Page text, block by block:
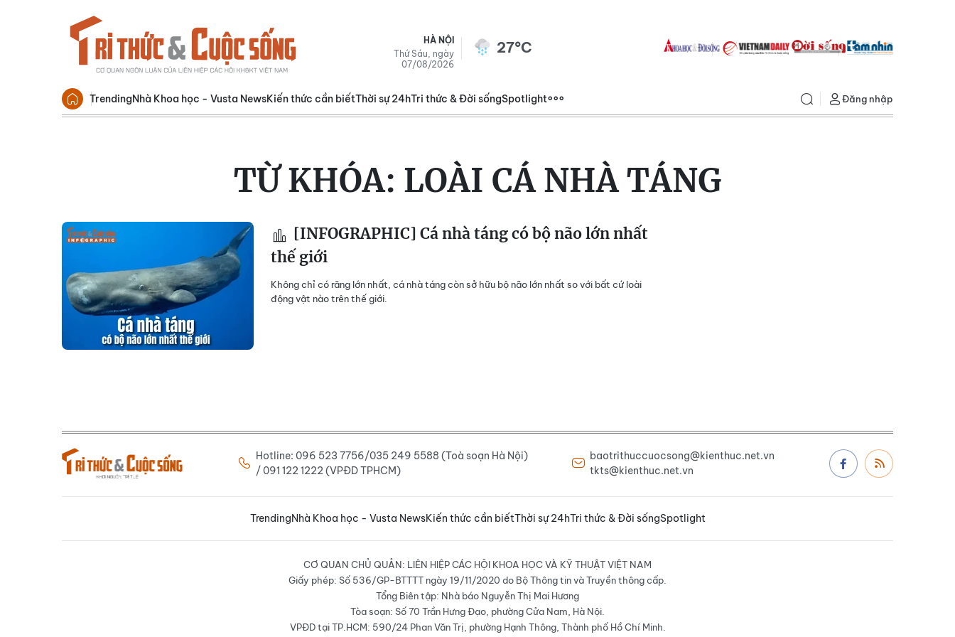
HÀ NỘI
Thứ Sáu, ngày
07/08/2026
27°C
TrendingNhà Khoa học - Vusta NewsKiến thức cần biếtThời sự 24hTri thức & Đời sốngSpotlight Đăng nhập
TỪ KHÓA: LOÀI CÁ NHÀ TÁNG
[INFOGRAPHIC] Cá nhà táng có bộ não lớn nhất
thế giới
Không chỉ có răng lớn nhất, cá nhà táng còn sở hữu bộ não lớn nhất so với bất cứ loài
động vật nào trên thế giới.
Hotline: 096 523 7756/035 249 5588 (Toà soạn Hà Nội)
/ 091 122 1222 (VPĐD TPHCM)
baotrithuccuocsong@kienthuc.net.vn
tkts@kienthuc.net.vn
TrendingNhà Khoa học - Vusta NewsKiến thức cần biếtThời sự 24hTri thức & Đời sốngSpotlight
CƠ QUAN CHỦ QUẢN: LIÊN HIỆP CÁC HỘI KHOA HỌC VÀ KỸ THUẬT VIỆT NAM
Giấy phép: Số 536/GP-BTTTT ngày 19/11/2020 do Bộ Thông tin và Truyền thông cấp.
Tổng Biên tập: Nhà báo Nguyễn Thị Mai Hương
Tòa soạn: Số 70 Trần Hưng Đạo, phường Cửa Nam, Hà Nội.
VPĐD tại TP.HCM: 590/24 Phan Văn Trị, phường Hạnh Thông, Thành phố Hồ Chí Minh.